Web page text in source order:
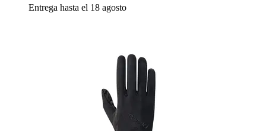
Entrega hasta el 18 agosto